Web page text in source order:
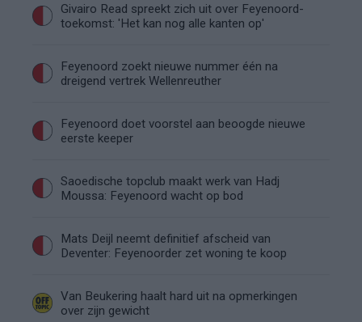
Givairo Read spreekt zich uit over Feyenoord-
toekomst: 'Het kan nog alle kanten op'
Feyenoord zoekt nieuwe nummer één na
dreigend vertrek Wellenreuther
Feyenoord doet voorstel aan beoogde nieuwe
eerste keeper
Saoedische topclub maakt werk van Hadj
Moussa: Feyenoord wacht op bod
Mats Deijl neemt definitief afscheid van
Deventer: Feyenoorder zet woning te koop
Van Beukering haalt hard uit na opmerkingen
over zijn gewicht